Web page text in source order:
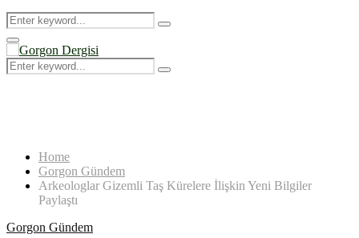
Search
for:
Search
Primary
Menu
Search
for:
Search
Home
Gorgon Gündem
Arkeologlar Gizemli Taş Kürelere İlişkin Yeni Bilgiler
Paylaştı
Gorgon Gündem